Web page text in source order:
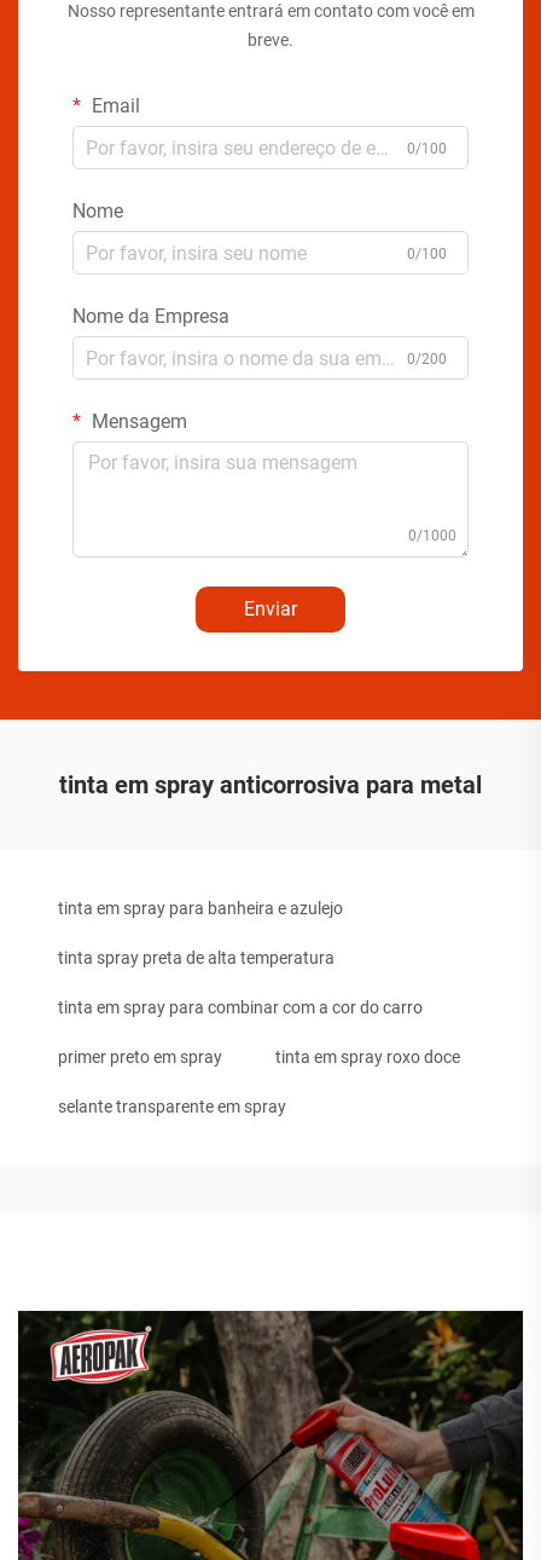
Nosso representante entrará em contato com você em
breve.
Email
0/100
Nome
0/100
Nome da Empresa
0/200
Mensagem
0/1000
Enviar
tinta em spray anticorrosiva para metal
tinta em spray para banheira e azulejo
tinta spray preta de alta temperatura
tinta em spray para combinar com a cor do carro
primer preto em spray tinta em spray roxo doce
selante transparente em spray